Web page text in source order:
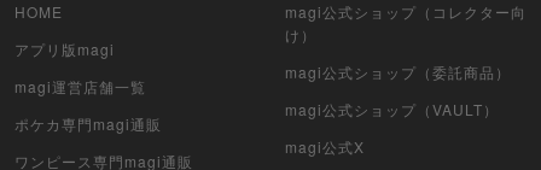
HOME
アプリ版magi
magi運営店舗一覧
ポケカ専門magi通販
ワンピース専門magi通販
magi公式ショップ（コレクター向
け）
magi公式ショップ（委託商品）
magi公式ショップ（VAULT）
magi公式X